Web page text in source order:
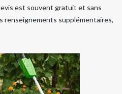
est souvent gratuit et sans
renseignements supplémentaires,